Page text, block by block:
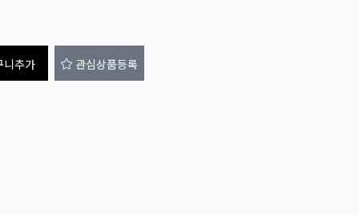
니추가 관심상품등록